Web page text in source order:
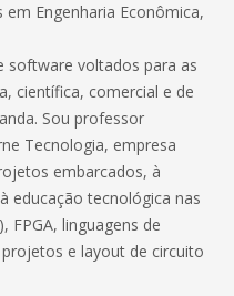
Engenharia Econômica,
software voltados para as
científica, comercial e de
Sou professor
Tecnologia, empresa
embarcados, à
educação tecnológica nas
FPGA, linguagens de
e layout de circuito